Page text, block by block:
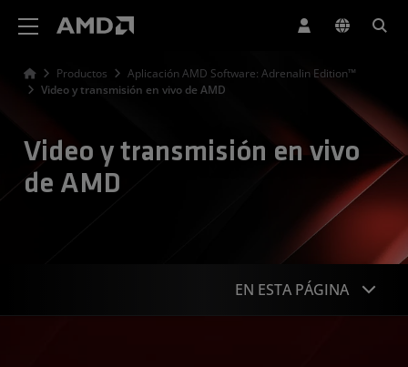
Productos
Aplicación AMD Software: Adrenalin Edition™
Video y transmisión en vivo de AMD
Video y transmisión en vivo
de AMD
EN ESTA PÁGINA